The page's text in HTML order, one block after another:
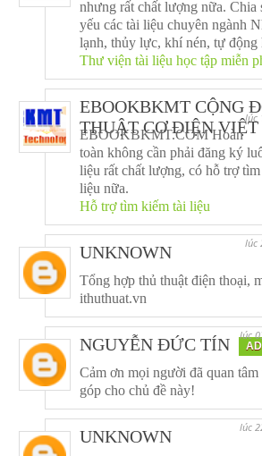
nhưng rất chất lượng nữa. Chia
yếu các tài liệu chuyên ngành
lạnh, thủy lực, khí nén, tự động
Thư viện tài liệu học tập miễn
EBOOKBKMT CỘNG
THUẬT CƠ ĐIỆN
lúc
EBOOKBKMT.COM Hoàn
toàn không cần phải đăng ký
liệu rất chất lượng, có hỗ trợ
liệu nữa.
Hỗ trợ tìm kiếm tài liệu
UNKNOWN lúc
Tổng hợp thủ thuật điện thoại,
ithuthuat.vn
NGUYỄN ĐỨC TÍN lúc
Cảm ơn mọi người đã quan tâm
góp cho chủ đề này!
UNKNOWN lúc